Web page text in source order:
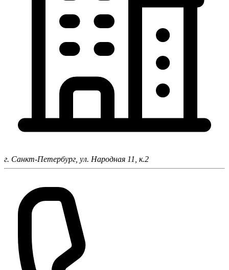
г. Санкт-Петербург, ул. Народная 11, к.2